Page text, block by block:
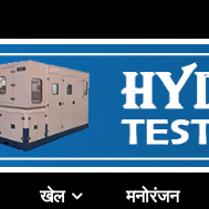
खेल मनोरंजन